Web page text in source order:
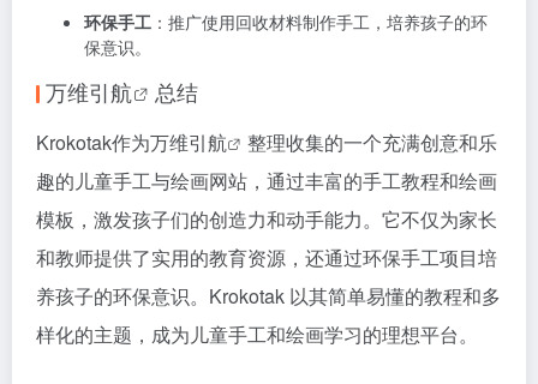
环保手工 ：推广使用回收材料制作手工，培养孩子的环
保意识。
万维引航 总结
Krokotak作为万维引航
整理收集的一个充满创意和乐
趣的儿童手工与绘画网站，通过丰富的手工教程和绘画
模板，激发孩子们的创造力和动手能力。它不仅为家长
和教师提供了实用的教育资源，还通过环保手工项目培
养孩子的环保意识。Krokotak 以其简单易懂的教程和多
样化的主题，成为儿童手工和绘画学习的理想平台。